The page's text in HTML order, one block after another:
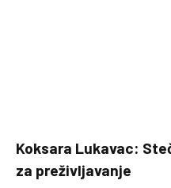
Koksara Lukavac:
za preživljavanje